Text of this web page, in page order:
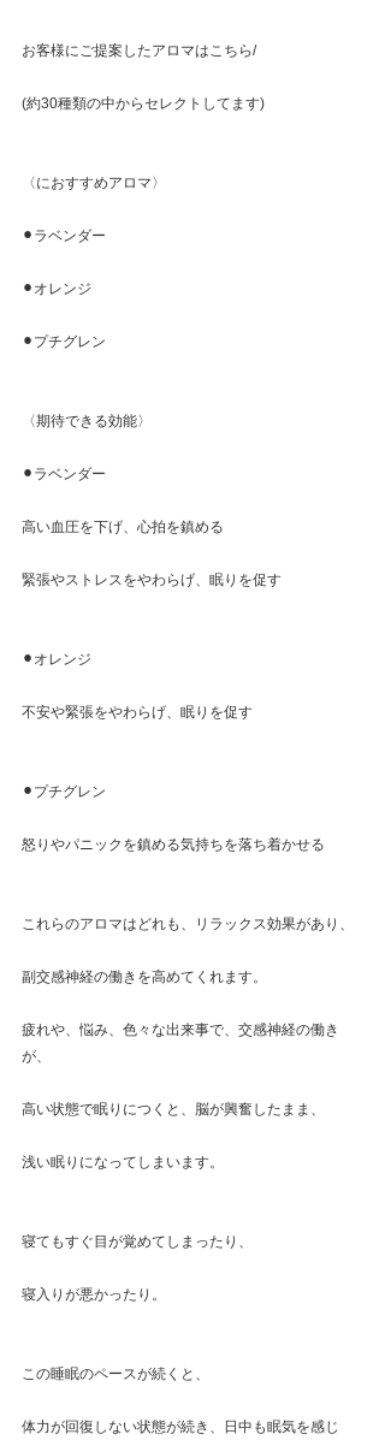
お客様にご提案したアロマはこちら/
(約30種類の中からセレクトしてます)
〈におすすめアロマ〉
⚫︎ラベンダー
⚫︎オレンジ
⚫︎プチグレン
〈期待できる効能〉
⚫︎ラベンダー
高い血圧を下げ、心拍を鎮める
緊張やストレスをやわらげ、眠りを促す
⚫︎オレンジ
不安や緊張をやわらげ、眠りを促す
⚫︎プチグレン
怒りやパニックを鎮める気持ちを落ち着かせる
これらのアロマはどれも、リラックス効果があり、
副交感神経の働きを高めてくれます。
疲れや、悩み、色々な出来事で、交感神経の働き
が、
高い状態で眠りにつくと、脳が興奮したまま、
浅い眠りになってしまいます。
寝てもすぐ目が覚めてしまったり、
寝入りが悪かったり。
この睡眠のペースが続くと、
体力が回復しない状態が続き、日中も眠気を感じ